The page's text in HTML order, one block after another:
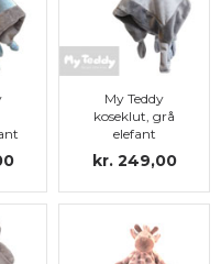
My Teddy
koseklut, grå
elefant
kr. 249,00